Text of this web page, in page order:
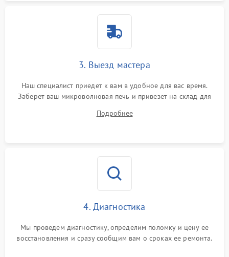
3. Выезд мастера
Наш специалист приедет к вам в удобное для вас время.
Заберет ваш микроволновая печь и привезет на склад для
Подробнее
4. Диагностика
Мы проведем диагностику, определим поломку и цену ее
восстановления и сразу сообщим вам о сроках ее ремонта.